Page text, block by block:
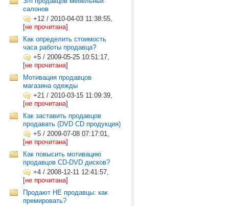
салонов
+12 / 2010-04-03 11:38:55,
[не прочитана]
Как определить стоимость
часа работы продавца?
+5 / 2009-05-25 10:51:17,
[не прочитана]
Мотивация продавцов
магазина одежды
+21 / 2010-03-15 11:09:39,
[не прочитана]
Как заставить продавцов
продавать (DVD CD продукция)
+5 / 2009-07-08 07:17:01,
[не прочитана]
Как повысить мотивацию
продавцов CD-DVD дисков?
+4 / 2008-12-11 12:41:57,
[не прочитана]
Продают НЕ продавцы: как
премировать?